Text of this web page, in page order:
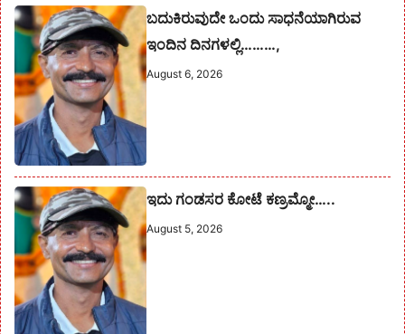
ಬದುಕಿರುವುದೇ ಒಂದು ಸಾಧನೆಯಾಗಿರುವ
ಇಂದಿನ ದಿನಗಳಲ್ಲಿ………,
August 6, 2026
ಇದು ಗಂಡಸರ ಕೋಟೆ ಕಣ್ರಮ್ಮೋ…..
August 5, 2026